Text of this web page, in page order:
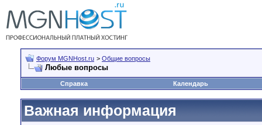
Форум MGNHost.ru > Общие вопросы
Любые вопросы
Справка Календарь
Важная информация